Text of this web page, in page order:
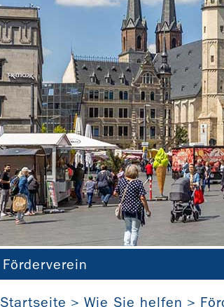
Förderverein
Startseite Wie Sie helfen